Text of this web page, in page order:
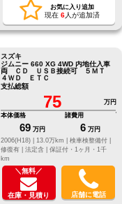
お気に入り追加
現在 6人が追加済
スズキ
ジムニー 660 XG 4WD 内地仕入車
両 ＣＤ ＵＳＢ接続可 ５ＭＴ
４ＷＤ ＥＴＣ
支払総額
75
万円
本体価格
69 万円
諸費用
6 万円
2006(H18) |
13.0万km |
検車検整備付 |
修復有 | 法定含 | 保証付・1ヶ月・1千
km
＼無料／
在庫・見積り 店舗に電話